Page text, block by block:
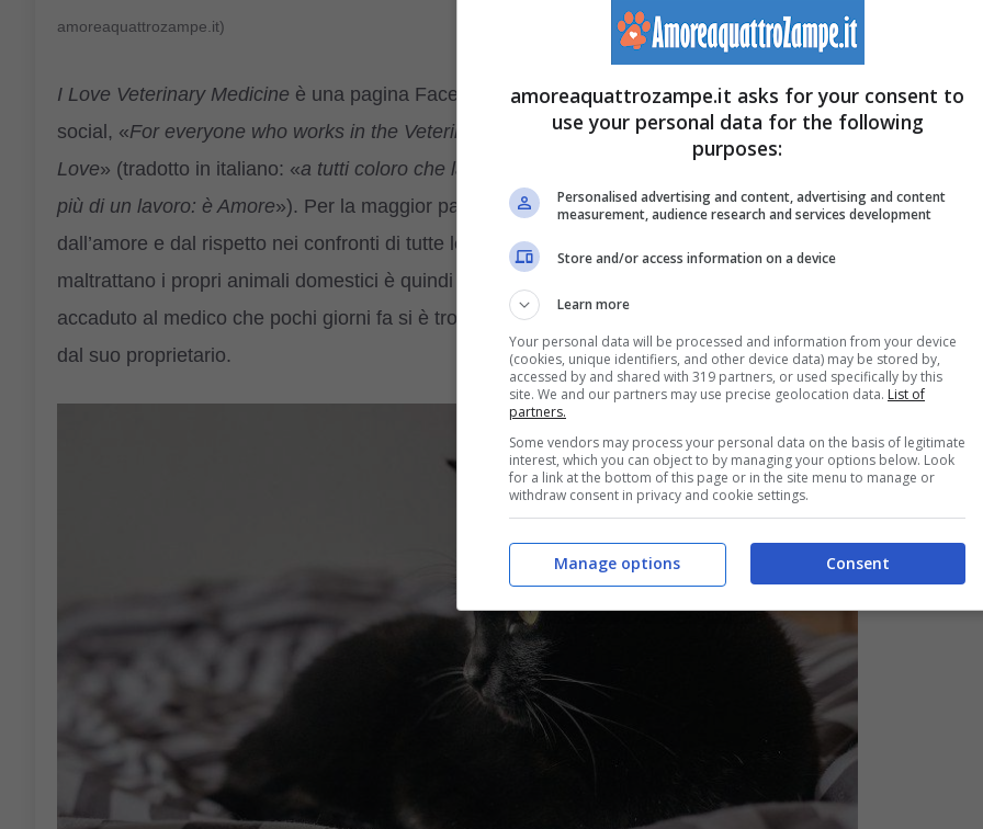
amoreaquattrozampe.it)
I Love Veterinary Medicine è una pagina Facebook dedicata, come si legge nella descrizione sul profilo
social, «For everyone who works in the Veterinary field and loves his/her job. It’s more than a job: it’s
Love» (tradotto in italiano: «a tutti coloro che lavorano nel settore veterinario e amano il proprio lavoro. È
più di un lavoro: è Amore»). Per la maggior parte deiveterinari, infatti, il loro lavoro è accompagnato
dall’amore e dal rispetto nei confronti di tutte le specie animali. Vedere in che modo alcune persone
maltrattano i propri animali domestici è quindi per i veterinari fonte di continuo dispiacere; proprio come è
accaduto al medico che pochi giorni fa si è trovato di fronte alle ferite del gatto “curate” con la
dal suo proprietario.
amoreaquattrozampe.it asks for your consent to
use your personal data for the following
purposes:
Personalised advertising and content, advertising and content
measurement, audience research and services development
Store and/or access information on a device
Learn more
Your personal data will be processed and information from your device
(cookies, unique identifiers, and other device data) may be stored by,
accessed by and shared with 319 partners, or used specifically by this
site. We and our partners may use precise geolocation data. List of
partners.
Some vendors may process your personal data on the basis of legitimate
interest, which you can object to by managing your options below. Look
for a link at the bottom of this page or in the site menu to manage or
withdraw consent in privacy and cookie settings.
Consent
Manage options